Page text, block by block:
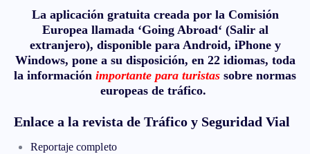
La aplicación gratuita creada por la Comisión
Europea llamada ‘Going Abroad‘ (Salir al
extranjero), disponible para Android, iPhone y
Windows, pone a su disposición, en 22 idiomas, toda
la información importante para turistas sobre normas
europeas de tráfico.
Enlace a la revista de Tráfico y Seguridad Vial
Reportajecompleto